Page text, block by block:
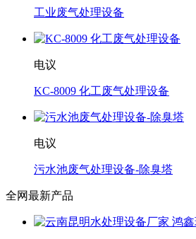
工业废气处理设备
电议
KC-8009 化工废气处理设备
电议
污水池废气处理设备-除臭塔
全网最新产品